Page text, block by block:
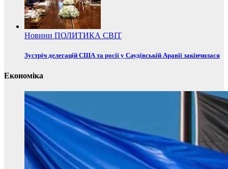
Новини ПОЛИТИКА СВІТ
Зустріч делегацій США та росії у Саудівській Аравії закінчилася
Економіка